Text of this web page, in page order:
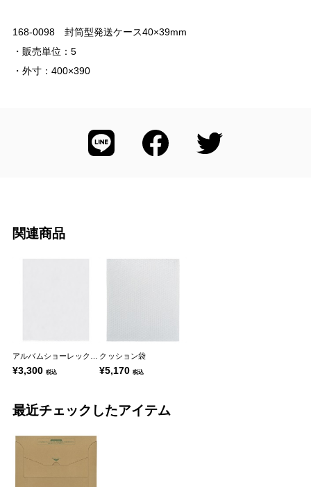
168-0098 封筒型発送ケース40×39mm
・販売単位：5
・外寸：400×390
関連商品
¥3,300 税込
クッション袋
¥5,170税込
最近チェックしたアイテム